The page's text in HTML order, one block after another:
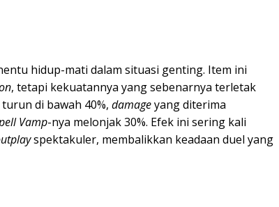
hidup-mati dalam situasi genting. Item ini
, tetapi kekuatannya yang sebenarnya terletak
di bawah 40%, damageyang diterima
Vamp-nya melonjak 30%. Efek ini sering kali
spektakuler, membalikkan keadaan duel yang